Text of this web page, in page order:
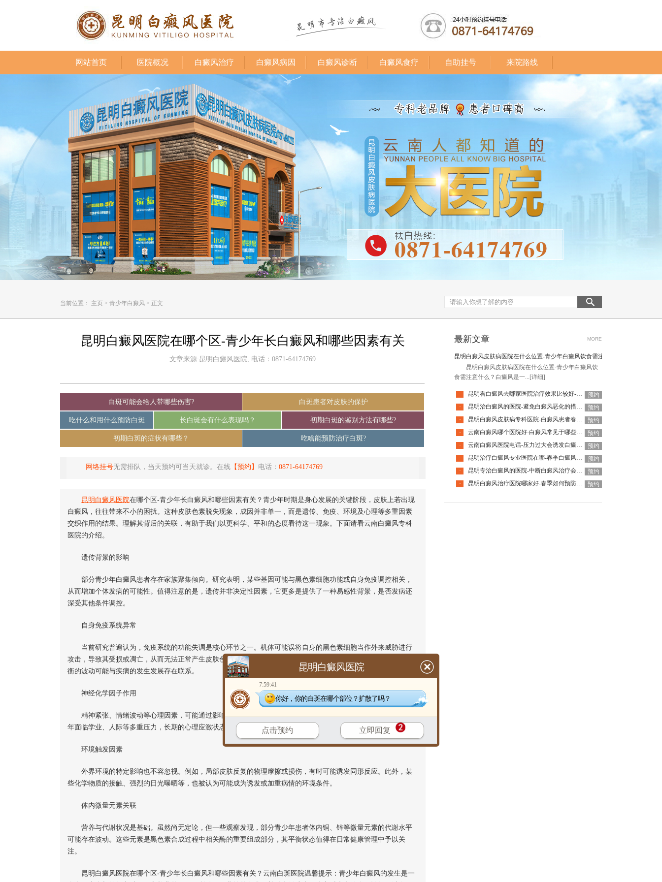
网站首页 医院概况 白癜风治疗 白癜风病因 白癜风诊断 白癜风食疗 自助挂号 来院路线
当前位置： 主页 > 青少年白癜风 > 正文
昆明白癜风医院在哪个区-青少年长白癜风和哪些因素有关
文章来源:昆明白癜风医院, 电话：0871-64174769
白斑可能会给人带哪些伤害? 白斑患者对皮肤的保护
吃什么和用什么预防白斑 长白斑会有什么表现吗？ 初期白斑的鉴别方法有哪些?
初期白斑的症状有哪些？ 吃啥能预防治疗白斑?
网络挂号无需排队，当天预约可当天就诊。在线 【预约】 电话： 0871-64174769
昆明白癜风医院在哪个区-青少年长白癜风和哪些因素有关？青少年时期是身心发展的关键阶段，皮肤上若出现
白癜风，往往带来不小的困扰。这种皮肤色素脱失现象，成因并非单一，而是遗传、免疫、环境及心理等多重因素
交织作用的结果。理解其背后的关联，有助于我们以更科学、平和的态度看待这一现象。下面请看云南白癜风专科
医院的介绍。
遗传背景的影响
部分青少年白癜风患者存在家族聚集倾向。研究表明，某些基因可能与黑色素细胞功能或自身免疫调控相关，
从而增加个体发病的可能性。值得注意的是，遗传并非决定性因素，它更多是提供了一种易感性背景，是否发病还
深受其他条件调控。
自身免疫系统异常
当前研究普遍认为，免疫系统的功能失调是核心环节之一。机体可能误将自身的黑色素细胞当作外来威胁进行
攻击，导致其受损或凋亡，从而无法正常产生皮肤色素。青少年正处于免疫系统不断发育成熟的阶段，这种免疫平
衡的波动可能与疾病的发生发展存在联系。
神经化学因子作用
精神紧张、情绪波动等心理因素，可能通过影响神经末梢释放的化学物质，对黑色素细胞功能产生干扰。青少
年面临学业、人际等多重压力，长期的心理应激状态被注意到可能与部分患者的病情启动或变化有关联。
环境触发因素
外界环境的特定影响也不容忽视。例如，局部皮肤反复的物理摩擦或损伤，有时可能诱发同形反应。此外，某
些化学物质的接触、强烈的日光曝晒等，也被认为可能成为诱发或加重病情的环境条件。
体内微量元素关联
营养与代谢状况是基础。虽然尚无定论，但一些观察发现，部分青少年患者体内铜、锌等微量元素的代谢水平
可能存在波动。这些元素是黑色素合成过程中相关酶的重要组成部分，其平衡状态值得在日常健康管理中予以关
注。
昆明白癜风医院在哪个区-青少年长白癜风和哪些因素有关？云南白斑医院温馨提示：青少年白癜风的发生是一
最新文章 MORE
昆明白癜风皮肤病医院在什么位置-青少年白癜风饮食需注意什么
昆明白癜风皮肤病医院在什么位置-青少年白癜风饮
食需注意什么？白癜风是一... [详细]
· 昆明看白癜风去哪家医院治疗效果比较好-儿童白癜风治疗注意事项
预约
·
昆明治白癜风的医院-避免白癜风恶化的措施是什么
预约
·
昆明白癜风皮肤病专科医院-白癜风患者春季饮食有哪些禁忌
预约
·
云南白癜风哪个医院好-白癜风常见于哪些身体部位
预约
·
云南白癜风医院电话-压力过大会诱发白癜风扩散吗
预约
·
昆明治疗白癜风专业医院在哪-春季白癜风更明显是为什么
预约
·
昆明专治白癜风的医院-中断白癜风治疗会有什么后果
预约
·
昆明白癜风治疗医院哪家好-春季如何预防白癜风加重呢 预约
昆明白癜风医院
7:59:41
你好，你的白斑在哪个部位？扩散了吗？
点击预约 立即回复